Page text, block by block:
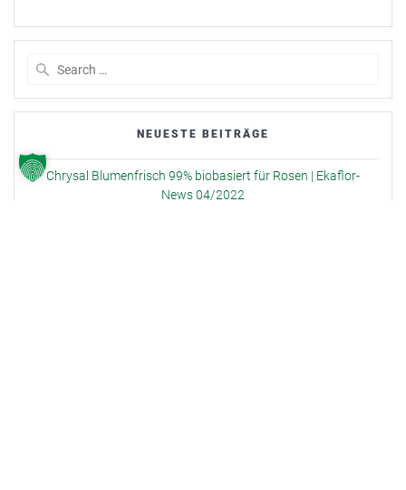
NEUESTE BEITRÄGE
Chrysal Blumenfrisch 99% biobasiert für Rosen | Ekaflor-
News 04/2022